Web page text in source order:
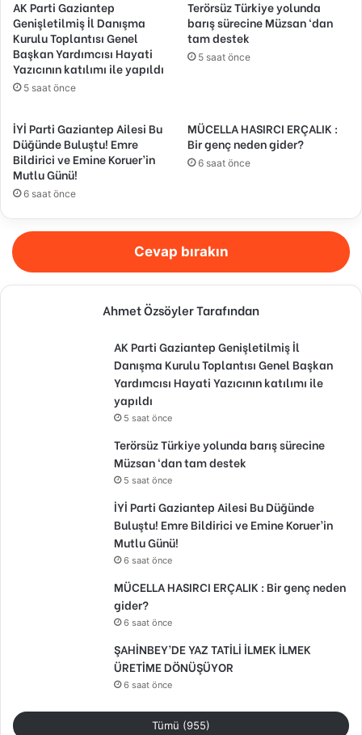
AK Parti Gaziantep
Genişletilmiş İl Danışma
Kurulu Toplantısı Genel
Başkan Yardımcısı Hayati
Yazıcının katılımı ile yapıldı
5 saat önce
Terörsüz Türkiye yolunda
barış sürecine Müzsan ‘dan
tam destek
5 saat önce
İYİ Parti Gaziantep Ailesi Bu
Düğünde Buluştu! Emre
Bildirici ve Emine Koruer’in
Mutlu Günü!
6 saat önce
MÜCELLA HASIRCI ERÇALIK :
Bir genç neden gider?
6 saat önce
Cevap bırakın
Ahmet Özsöyler Tarafından
AK Parti Gaziantep Genişletilmiş İl
Danışma Kurulu Toplantısı Genel Başkan
Yardımcısı Hayati Yazıcının katılımı ile
yapıldı
5 saat önce
Terörsüz Türkiye yolunda barış sürecine
Müzsan ‘dan tam destek
5 saat önce
İYİ Parti Gaziantep Ailesi Bu Düğünde
Buluştu! Emre Bildirici ve Emine Koruer’in
Mutlu Günü!
6 saat önce
MÜCELLA HASIRCI ERÇALIK : Bir genç neden
gider?
6 saat önce
ŞAHİNBEY’DE YAZ TATİLİ İLMEK İLMEK
ÜRETİME DÖNÜŞÜYOR
6 saat önce
Tümü (955)